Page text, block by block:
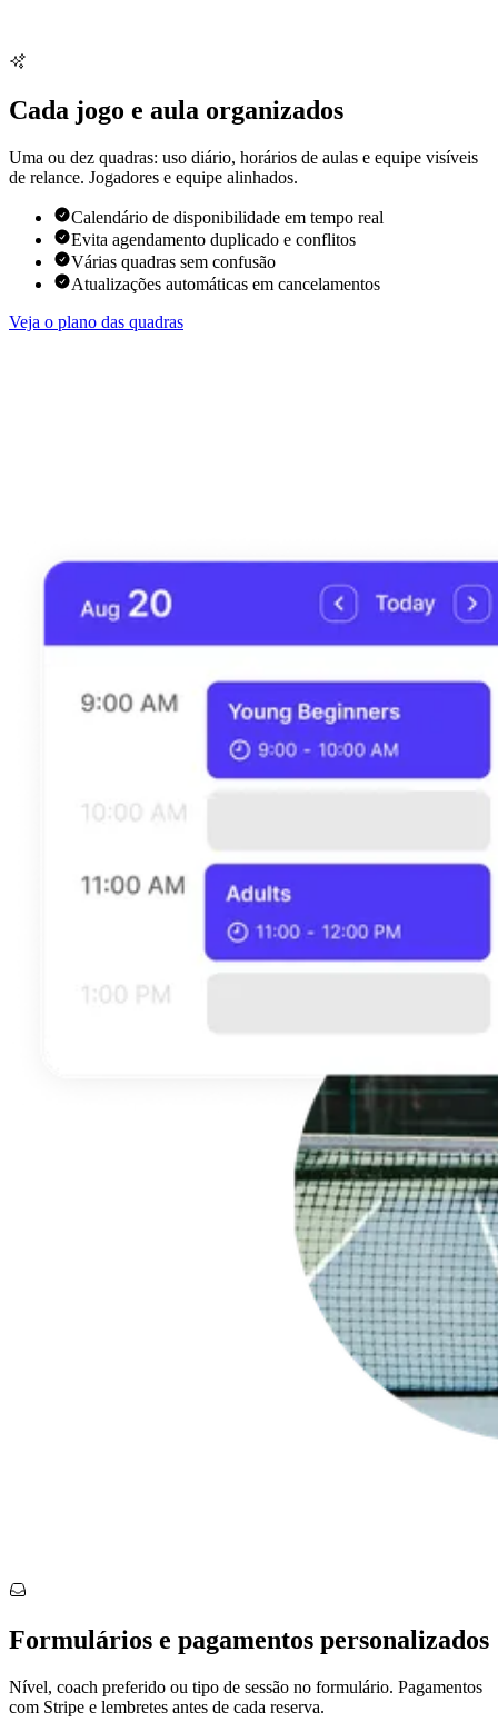
Cada jogo e aula organizados
Uma ou dez quadras: uso diário, horários de aulas e equipe visíveis
de relance. Jogadores e equipe alinhados.
Calendário de disponibilidade em tempo real
Evita agendamento duplicado e conflitos
Várias quadras sem confusão
Atualizações automáticas em cancelamentos
Veja o plano das quadras
Formulários e pagamentos personalizados
Nível, coach preferido ou tipo de sessão no formulário. Pagamentos
com Stripe e lembretes antes de cada reserva.